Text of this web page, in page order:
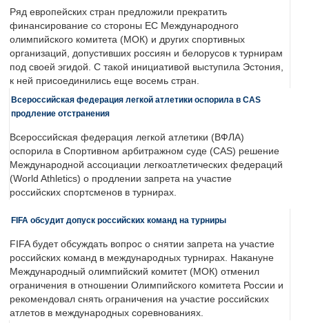
Ряд европейских стран предложили прекратить
финансирование со стороны ЕС Международного
олимпийского комитета (МОК) и других спортивных
организаций, допустивших россиян и белорусов к турнирам
под своей эгидой. С такой инициативой выступила Эстония,
к ней присоединились еще восемь стран.
Всероссийская федерация легкой атлетики оспорила в CAS
продление отстранения
Всероссийская федерация легкой атлетики (ВФЛА)
оспорила в Спортивном арбитражном суде (CAS) решение
Международной ассоциации легкоатлетических федераций
(World Athletics) о продлении запрета на участие
российских спортсменов в турнирах.
FIFA обсудит допуск российских команд на турниры
FIFA будет обсуждать вопрос о снятии запрета на участие
российских команд в международных турнирах. Накануне
Международный олимпийский комитет (МОК) отменил
ограничения в отношении Олимпийского комитета России и
рекомендовал снять ограничения на участие российских
атлетов в международных соревнованиях.